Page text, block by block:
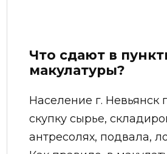
Что сдают в
макулатуры?
Население г. Невьянск
скупку сырье,
антресолях, подвала,